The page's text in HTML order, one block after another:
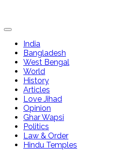
India
Bangladesh
West Bengal
World
History
Articles
Love Jihad
Opinion
Ghar Wapsi
Politics
Law & Order
Hindu Temples